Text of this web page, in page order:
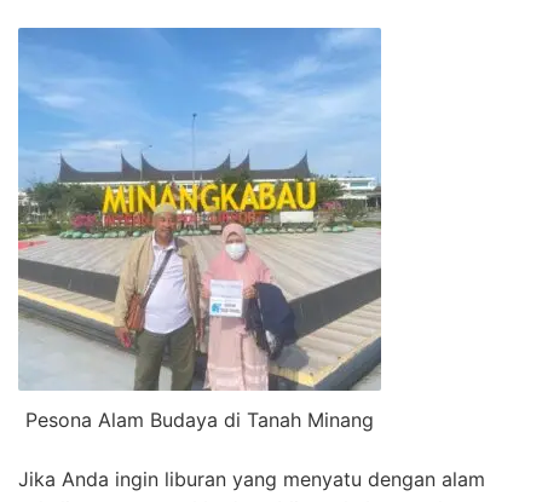
Pesona Alam Budaya di Tanah Minang
Jika Anda ingin liburan yang menyatu dengan alam